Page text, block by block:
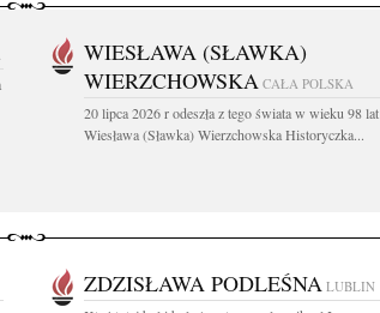
WIESŁAWA (SŁAWKA)
WIERZCHOWSKA CAŁA POLSKA
20 lipca 2026 r odeszła z tego świata w wieku 98 lat
Wiesława (Sławka) Wierzchowska Historyczka...
ZDZISŁAWA PODLEŚNA LUBLIN